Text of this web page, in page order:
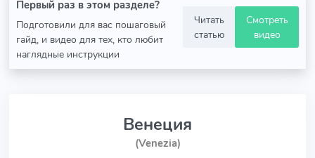
Первый раз в этом разделе?
Подготовили для вас пошаговый
гайд, и видео для тех, кто любит
наглядные инструкции
Читать
статью
Смотреть
видео
Венеция
(Venezia)